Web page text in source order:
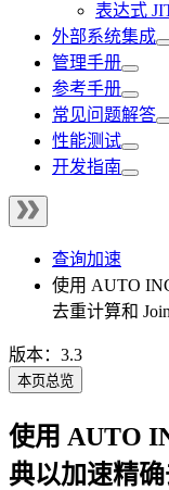
表达式
外部系统集成
管理手册
参考手册
常见问题解答
性能测试
开发指南
查询加速
使用 AUTO
去重计算和 Join
版本：3.3
本页总览
使用 AUTO
典以加速精